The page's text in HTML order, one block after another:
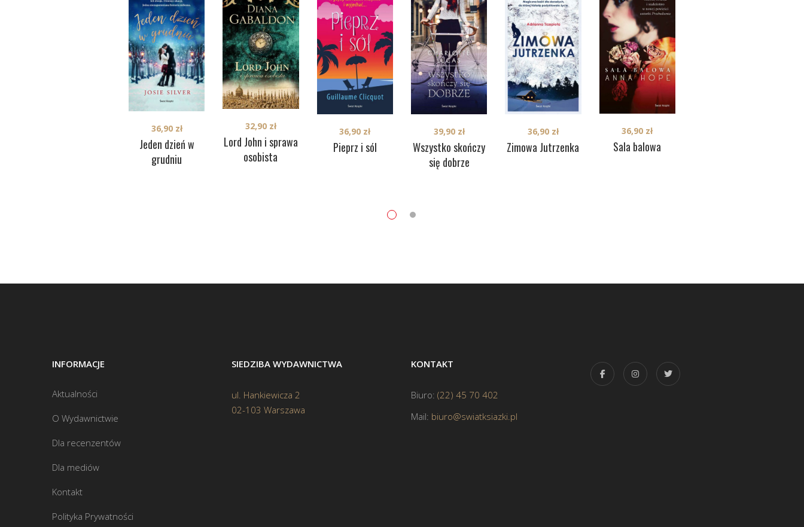
Jeden dzień w
grudniu
36,90 zł
Lord John i sprawa
osobista
32,90 zł
Pieprz i sól
36,90 zł
Wszystko skończy
się dobrze
39,90 zł
Zimowa Jutrzenka
36,90 zł
Sala balowa
36,90 zł
INFORMACJE
Aktualności
O Wydawnictwie
Dla recenzentów
Dla mediów
Kontakt
Polityka Prywatności
SIEDZIBA WYDAWNICTWA
ul. Hankiewicza 2
02-103 Warszawa
KONTAKT
Biuro: (22) 45 70 402
Mail: biuro@swiatksiazki.pl